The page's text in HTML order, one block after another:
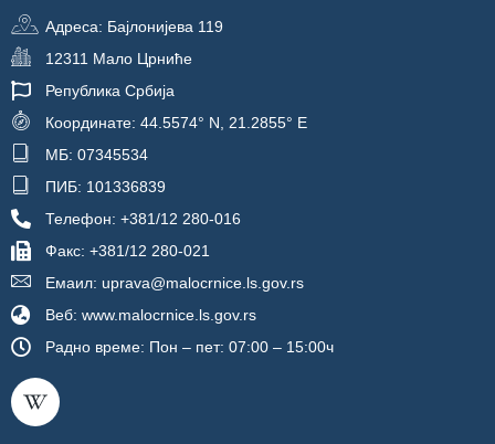
Адреса: Бајлонијева 119
12311 Мало Црниће
Република Србија
Координате: 44.5574° N, 21.2855° E
МБ: 07345534
ПИБ: 101336839
Телефон: +381/12 280-016
Факс: +381/12 280-021
Емаил: uprava@malocrnice.ls.gov.rs
Веб: www.malocrnice.ls.gov.rs
Радно време: Пон – пет: 07:00 – 15:00ч